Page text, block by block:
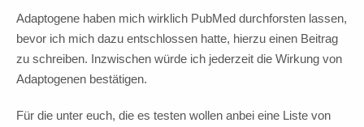
Adaptogene haben mich wirklich PubMed durchforsten lassen,
bevor ich mich dazu entschlossen hatte, hierzu einen Beitrag
zu schreiben. Inzwischen würde ich jederzeit die Wirkung von
Adaptogenen bestätigen.
Für die unter euch, die es testen wollen anbei eine Liste von